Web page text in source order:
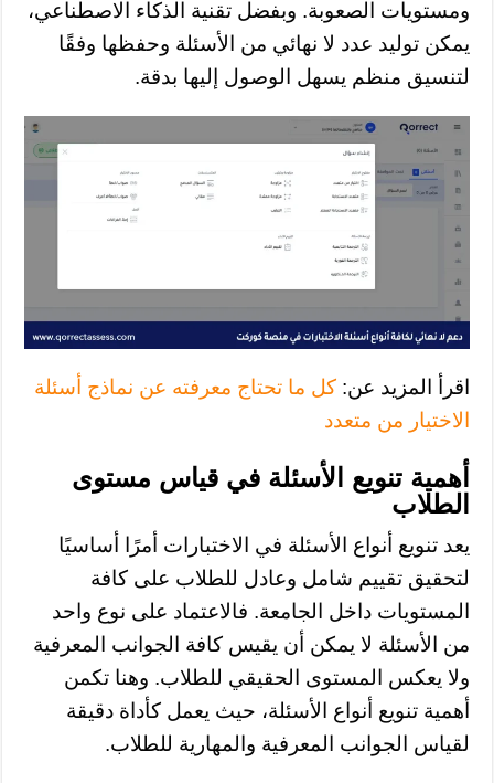
ومستويات الصعوبة. وبفضل تقنية الذكاء الاصطناعي،
يمكن توليد عدد لا نهائي من الأسئلة وحفظها وفقًا
لتنسيق منظم يسهل الوصول إليها بدقة.
اقرأ المزيد عن:كل ما تحتاج معرفته عن نماذج أسئلة
الاختيار من متعدد
أهمية تنويع الأسئلة في قياس مستوى
الطلاب
يعد تنويع أنواع الأسئلة في الاختبارات أمرًا أساسيًا
لتحقيق تقييم شامل وعادل للطلاب على كافة
المستويات داخل الجامعة. فالاعتماد على نوع واحد
من الأسئلة لا يمكن أن يقيس كافة الجوانب المعرفية
ولا يعكس المستوى الحقيقي للطلاب. وهنا تكمن
أهمية تنويع أنواع الأسئلة، حيث يعمل كأداة دقيقة
لقياس الجوانب المعرفية والمهارية للطلاب.